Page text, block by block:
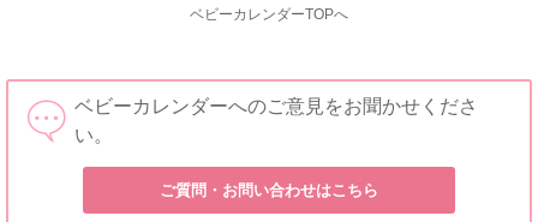
ベビーカレンダーTOPへ
ベビーカレンダーへのご意見をお聞かせくださ
い。
ご質問・お問い合わせはこちら